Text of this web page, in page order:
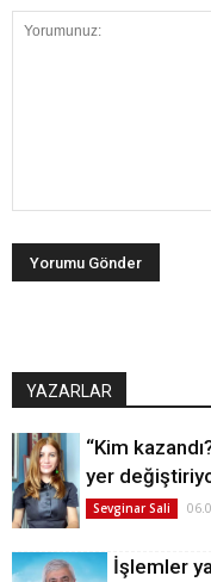
YAZARLAR
“Kim
yer
Sevginar Sali
İşlemler